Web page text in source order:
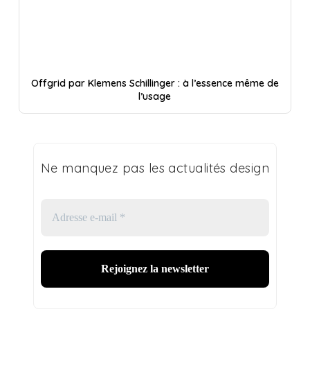
Offgrid par Klemens Schillinger : à l’essence même de
l’usage
Ne manquez pas les actualités design